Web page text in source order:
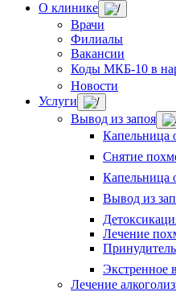
О клинике
Врачи
Филиалы
Вакансии
Коды МКБ-10 в
Новости
Услуги
Вывод из запоя
Капельница
Снятие
Капельница
Вывод из
Лечение
Экстренное
Лечение